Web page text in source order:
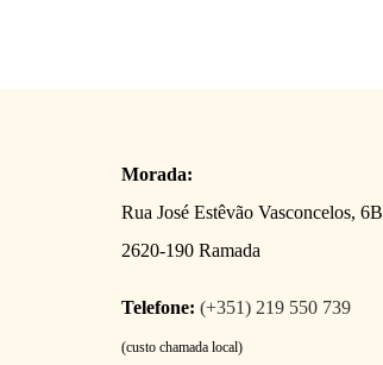
Morada:
Rua José Estêvão Vasconcelos, 6B
2620-190 Ramada
Telefone: (+351) 219 550 739
(custo chamada local)